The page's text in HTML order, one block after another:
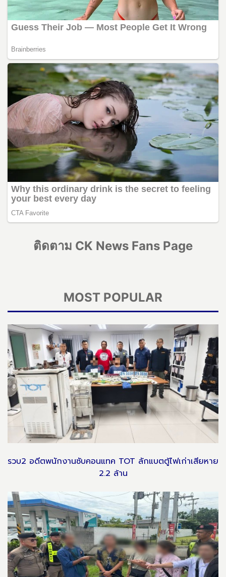
ติดตาม CK News Fans Page
MOST POPULAR
รวบ2 อดีตพนักงานซับคอนแทค TOT ลักแบตตู้ไฟเก่าเสียหาย
2.2 ล้าน